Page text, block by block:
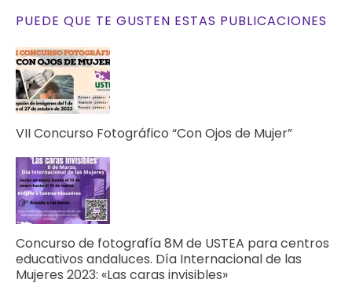
PUEDE QUE TE GUSTEN ESTAS PUBLICACIONES
VII Concurso Fotográfico “Con Ojos de Mujer”
Concurso de fotografía 8M de USTEA para centros
educativos andaluces. Día Internacional de las
Mujeres 2023: «Las caras invisibles»